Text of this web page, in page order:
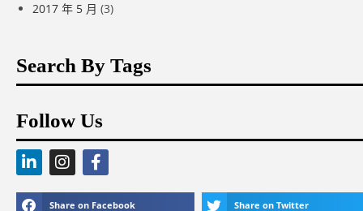
2017 年 5 月 (3)
Search By Tags
Follow Us
Share on Facebook Share on Twitter